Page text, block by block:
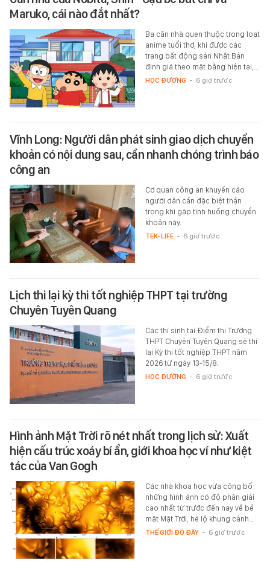
Maruko, cái nào đắt nhất?
Ba căn nhà quen thuộc trong loạt
anime tuổi thơ, khi được các
trang bất động sản Nhật Bản
định giá theo mặt bằng hiện tại,…
HỌC ĐƯỜNG - 6 giờ trước
Vĩnh Long: Người dân phát sinh giao dịch chuyển
khoản có nội dung sau, cần nhanh chóng trình báo
công an
Cơ quan công an khuyến cáo
người dân cần đặc biệt thận
trọng khi gặp tình huống chuyển
khoản này.
TEK-LIFE - 6 giờ trước
Lịch thi lại kỳ thi tốt nghiệp THPT tại trường
Chuyên Tuyên Quang
Các thí sinh tại Điểm thi Trường
THPT Chuyên Tuyên Quang sẽ thi
lại Kỳ thi tốt nghiệp THPT năm
2026 từ ngày 13-15/8.
HỌC ĐƯỜNG - 6 giờ trước
Hình ảnh Mặt Trời rõ nét nhất trong lịch sử: Xuất
hiện cấu trúc xoáy bí ẩn, giới khoa học ví như kiệt
tác của Van Gogh
Các nhà khoa học vừa công bố
những hình ảnh có độ phân giải
cao nhất từ trước đến nay về bề
mặt Mặt Trời, hé lộ khung cảnh…
THẾ GIỚI ĐÓ ĐÂY - 6 giờ trước